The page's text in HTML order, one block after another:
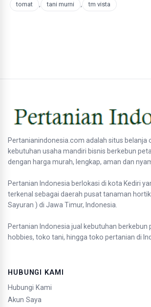
tomat
, tani murni , tm vista
Pertanianindonesia.com adalah situs belanja
kebutuhan usaha mandiri bisnis berkebun
dengan harga murah, lengkap, aman dan
Pertanian Indonesia berlokasi di kota Kediri
terkenal sebagai daerah pusat tanaman
Sayuran ) di Jawa Timur, Indonesia.
Pertanian Indonesia jual kebutuhan berkebun
hobbies, toko tani, hingga toko pertanian di
HUBUNGI KAMI
Hubungi Kami
Akun Saya